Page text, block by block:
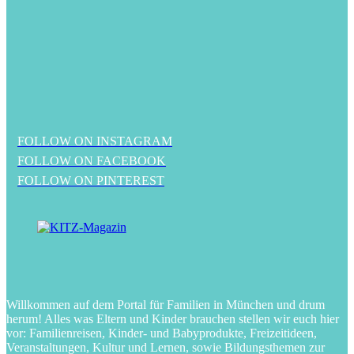
FOLLOW ON INSTAGRAM
FOLLOW ON FACEBOOK
FOLLOW ON PINTEREST
Willkommen auf dem Portal für Familien in München und drum
herum! Alles was Eltern und Kinder brauchen stellen wir euch hier
vor: Familienreisen, Kinder- und Babyprodukte, Freizeitideen,
Veranstaltungen, Kultur und Lernen, sowie Bildungsthemen zur